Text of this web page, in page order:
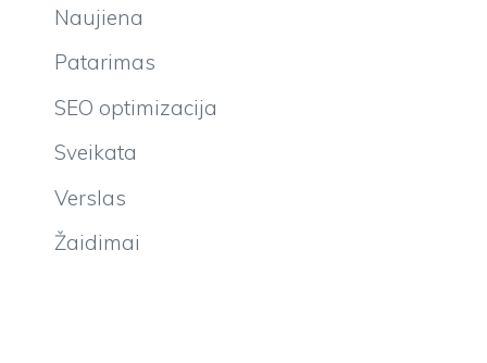
Naujiena
Patarimas
SEO optimizacija
Sveikata
Verslas
Žaidimai